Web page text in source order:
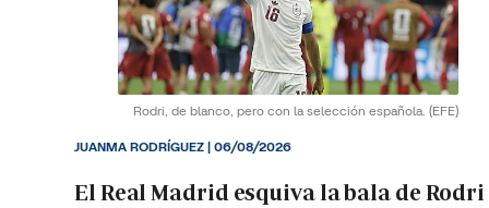
Rodri, de blanco, pero con la selección española. (EFE)
El Real Madrid esquiva la bala de Rodri
JUANMA RODRÍGUEZ|06/08/2026